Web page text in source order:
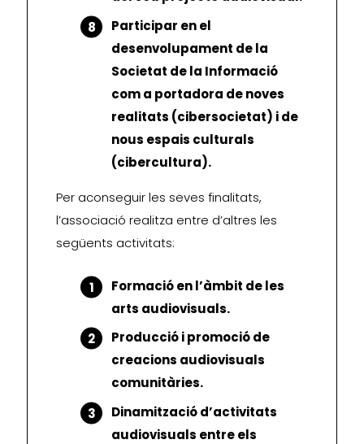
Participar en el
desenvolupament de la
Societat de la Informació
com a portadora de noves
realitats (cibersocietat) i de
nous espais culturals
(cibercultura).
Per aconseguir les seves finalitats,
l’associació realitza entre d’altres les
següents activitats:
Formació en l’àmbit de les
arts audiovisuals.
Producció i promoció de
creacions audiovisuals
comunitàries.
Dinamització d’activitats
audiovisuals entre els